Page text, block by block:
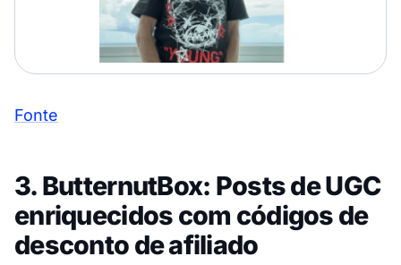
Fonte
3. ButternutBox: Posts de UGC
enriquecidos com códigos de
desconto de afiliado